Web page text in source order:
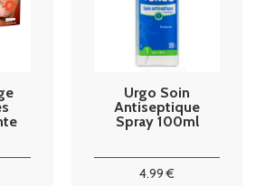
Urgo Soin
Antiseptique
Spray 100ml
4.99 €